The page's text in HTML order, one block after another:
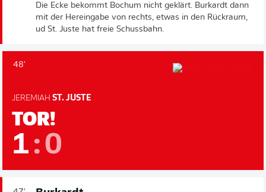
Die Ecke bekommt Bochum nicht geklärt. Burkardt dann
mit der Hereingabe von rechts, etwas in den Rückraum,
ud St. Juste hat freie Schussbahn.
48'
JEREMIAH ST. JUSTE
TOR!
1:0